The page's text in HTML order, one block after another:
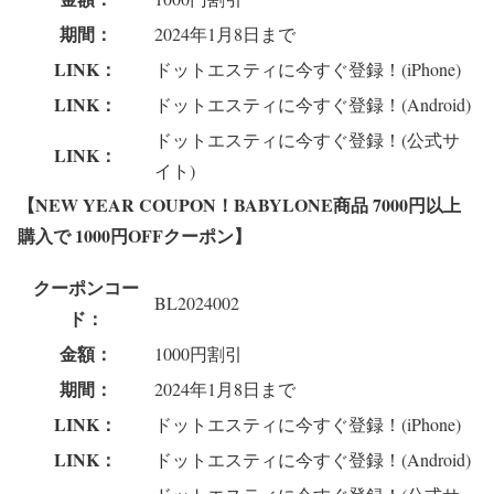
期間： 2024年1月8日まで
LINK： ドットエスティに今すぐ登録！(iPhone)
LINK： ドットエスティに今すぐ登録！(Android)
LINK：
ドットエスティに今すぐ登録！(公式サ
イト)
【NEW YEAR COUPON！BABYLONE商品 7000円以上
購入で 1000円OFFクーポン】
クーポンコー
ド：
BL2024002
金額： 1000円割引
期間： 2024年1月8日まで
LINK： ドットエスティに今すぐ登録！(iPhone)
LINK：
ドットエスティに今すぐ登録！(Android)